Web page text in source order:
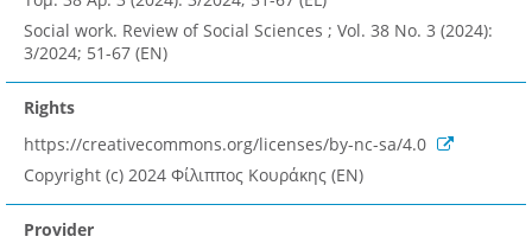
Social work. Review of Social Sciences ; Vol. 38 No. 3 (2024):
3/2024; 51-67 (EN)
Rights
https://creativecommons.org/licenses/by-nc-sa/4.0
Copyright (c) 2024 Φίλιππος Κουράκης (EN)
Provider